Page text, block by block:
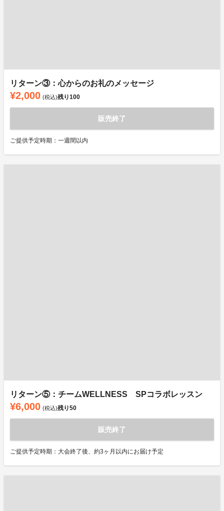
リターン③：心からのお礼のメッセージ
¥2,000 (税込)残り100
販売終了
ご提供予定時期：一週間以内
リターン⑤：チームWELLNESS SPコラボレッスン
¥6,000 (税込)残り50
販売終了
ご提供予定時期：大会終了後、約3ヶ月以内にお届け予定